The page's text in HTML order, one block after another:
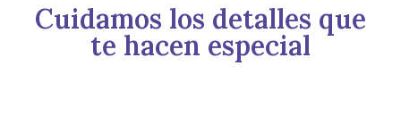
Cuidamos los detalles que
te hacen especial